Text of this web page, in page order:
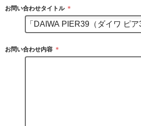
お問い合わせタイトル ＊
お問い合わせ内容 ＊